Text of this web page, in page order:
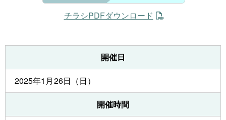
チラシPDFダウンロード
開催日
2025年1月26日（日）
開催時間